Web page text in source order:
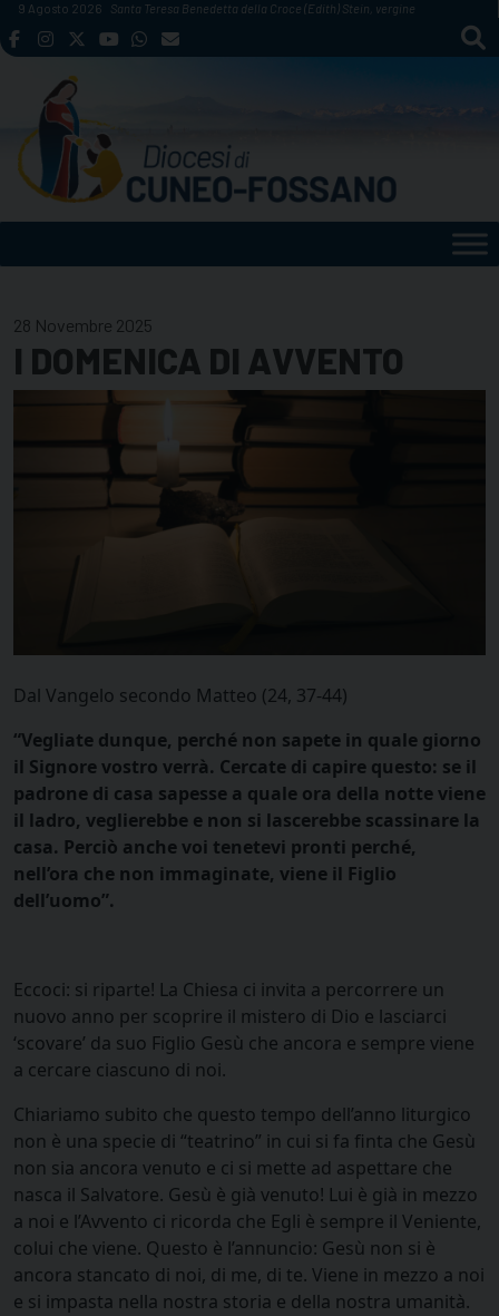
Skip
to
9 Agosto 2026 Santa Teresa Benedetta della Croce (Edith) Stein, vergine
28 Novembre 2025
I DOMENICA DI AVVENTO
Dal Vangelo secondo Matteo (24, 37-44)
“Vegliate dunque, perché non sapete in quale giorno
il Signore vostro verrà. Cercate di capire questo: se il
padrone di casa sapesse a quale ora della notte viene
il ladro, veglierebbe e non si lascerebbe scassinare la
casa. Perciò anche voi tenetevi pronti perché,
nell’ora che non immaginate, viene il Figlio
dell’uomo”.
Eccoci: si riparte! La Chiesa ci invita a percorrere un
nuovo anno per scoprire il mistero di Dio e lasciarci
‘scovare’ da suo Figlio Gesù che ancora e sempre viene
a cercare ciascuno di noi.
Chiariamo subito che questo tempo dell’anno liturgico
non è una specie di “teatrino” in cui si fa finta che Gesù
non sia ancora venuto e ci si mette ad aspettare che
nasca il Salvatore. Gesù è già venuto! Lui è già in mezzo
a noi e l’Avvento ci ricorda che Egli è sempre il Veniente,
colui che viene. Questo è l’annuncio: Gesù non si è
ancora stancato di noi, di me, di te. Viene in mezzo a noi
e si impasta nella nostra storia e della nostra umanità.